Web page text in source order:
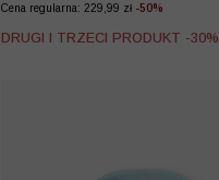
Cena regularna: 229,99 zł -50%
DRUGI I TRZECI PRODUKT -30%